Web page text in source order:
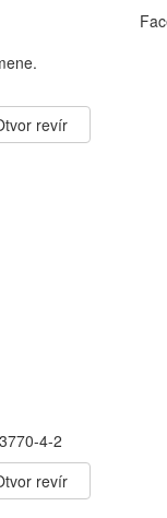
revír
4-2
revír